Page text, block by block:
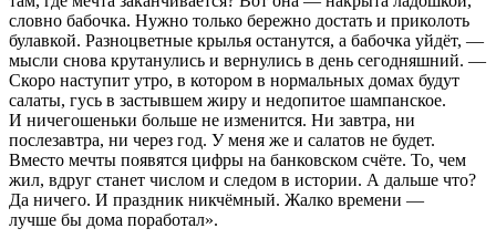
словно бабочка. Нужно только бережно достать и приколоть
булавкой. Разноцветные крылья останутся, а бабочка уйдёт, —
мысли снова крутанулись и вернулись в день сегодняшний. —
Скоро наступит утро, в котором в нормальных домах будут
салаты, гусь в застывшем жиру и недопитое шампанское.
И ничегошеньки больше не изменится. Ни завтра, ни
послезавтра, ни через год. У меня же и салатов не будет.
Вместо мечты появятся цифры на банковском счёте. То, чем
жил, вдруг станет числом и следом в истории. А дальше что?
Да ничего. И праздник никчёмный. Жалко времени —
лучше бы дома поработал».